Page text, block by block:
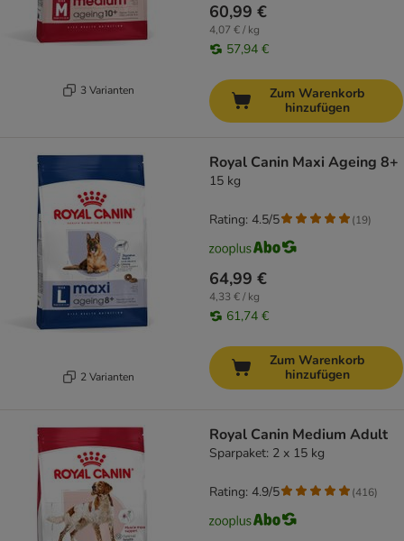
3 Varianten
60,99 €
4,07 € / kg
57,94 €
Zum Warenkorb
hinzufügen
2 Varianten
Royal Canin Maxi Ageing 8+
15 kg
64,99 €
4,33 € / kg
61,74 €
Rating: 4.5/5 (19)
Zum Warenkorb
hinzufügen
Royal Canin Medium Adult
Sparpaket: 2 x 15 kg
Rating: 4.9/5 (416)